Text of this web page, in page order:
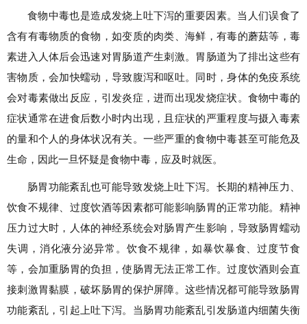
食物中毒也是造成发烧上吐下泻的重要因素。当人们误食了
含有有毒物质的食物，如变质的肉类、海鲜，有毒的蘑菇等，毒
素进入人体后会迅速对胃肠道产生刺激。胃肠道为了排出这些有
害物质，会加快蠕动，导致腹泻和呕吐。同时，身体的免疫系统
会对毒素做出反应，引发炎症，进而出现发烧症状。食物中毒的
症状通常在进食后数小时内出现，且症状的严重程度与摄入毒素
的量和个人的身体状况有关。一些严重的食物中毒甚至可能危及
生命，因此一旦怀疑是食物中毒，应及时就医。
肠胃功能紊乱也可能导致发烧上吐下泻。长期的精神压力、
饮食不规律、过度饮酒等因素都可能影响肠胃的正常功能。精神
压力过大时，人体的神经系统会对肠胃产生影响，导致肠胃蠕动
失调，消化液分泌异常。饮食不规律，如暴饮暴食、过度节食
等，会加重肠胃的负担，使肠胃无法正常工作。过度饮酒则会直
接刺激胃黏膜，破坏肠胃的保护屏障。这些情况都可能导致肠胃
功能紊乱，引起上吐下泻。当肠胃功能紊乱引发肠道内细菌失衡